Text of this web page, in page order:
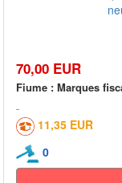
70,00 EUR
Fiume : Marques
11,35 EUR
0